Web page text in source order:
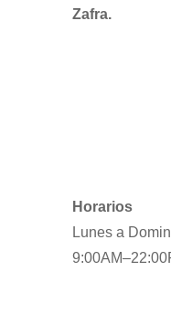
Zafra.
Horarios
Lunes a